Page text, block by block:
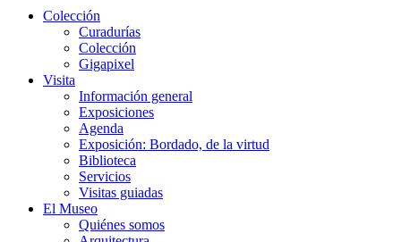
Colección
Curadurías
Colección
Gigapixel
Visita
Información general
Exposiciones
Agenda
Exposición: Bordado, de la virtud
Biblioteca
Servicios
Visitas guiadas
El Museo
Quiénes somos